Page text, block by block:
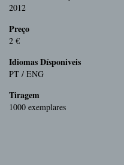
2012
Preço
2 €
Idiomas Dísponiveis
PT / ENG
Tiragem
1000 exemplares